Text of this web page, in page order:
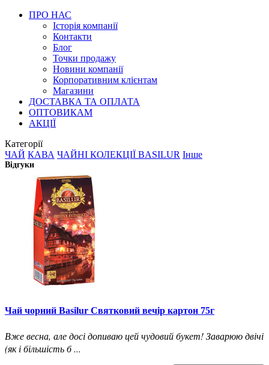
ПРО НАС
Історія компанії
Контакти
Блог
Точки продажу
Новини компанії
Корпоративним клієнтам
Магазини
ДОСТАВКА ТА ОПЛАТА
ОПТОВИКАМ
АКЦІЇ
Категорії
ЧАЙ КАВА ЧАЙНІ КОЛЕКЦІЇ BASILUR Інше
Відгуки
Чай чорний Basilur Святковий вечір картон 75г
Вже весна, але досі допиваю цей чудовий букет! Заварюю двічі
(як і більшість б ...